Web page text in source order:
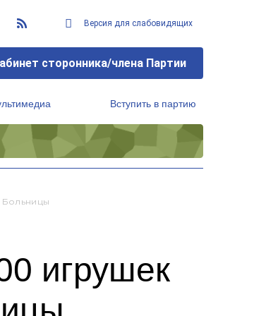
Версия для слабовидящих
сторонника/члена Партии
Вступить в партию
Больницы
игрушек